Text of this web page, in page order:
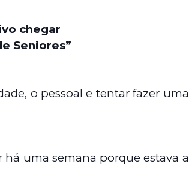
chegar
Seniores”
o pessoal e tentar fazer uma
uma semana porque estava a